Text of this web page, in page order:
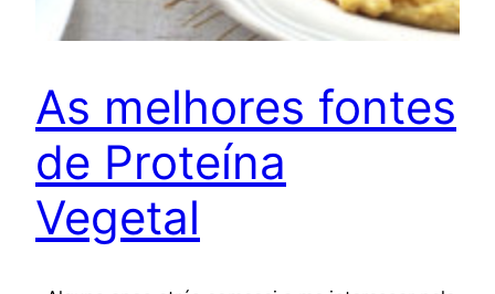
As melhores fontes
de Proteína
Vegetal